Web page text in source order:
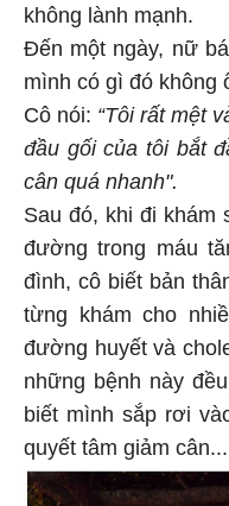
không lành mạnh.
Đến một ngày, nữ
mình có gì đó không
Cô nói: “Tôi rất mệt
đầu gối của tôi bắt
cân quá nhanh".
Sau đó, khi đi khám
đường trong máu
đình, cô biết bản
từng khám cho
đường huyết và
những bệnh này
biết mình sắp rơi
quyết tâm giảm cân...